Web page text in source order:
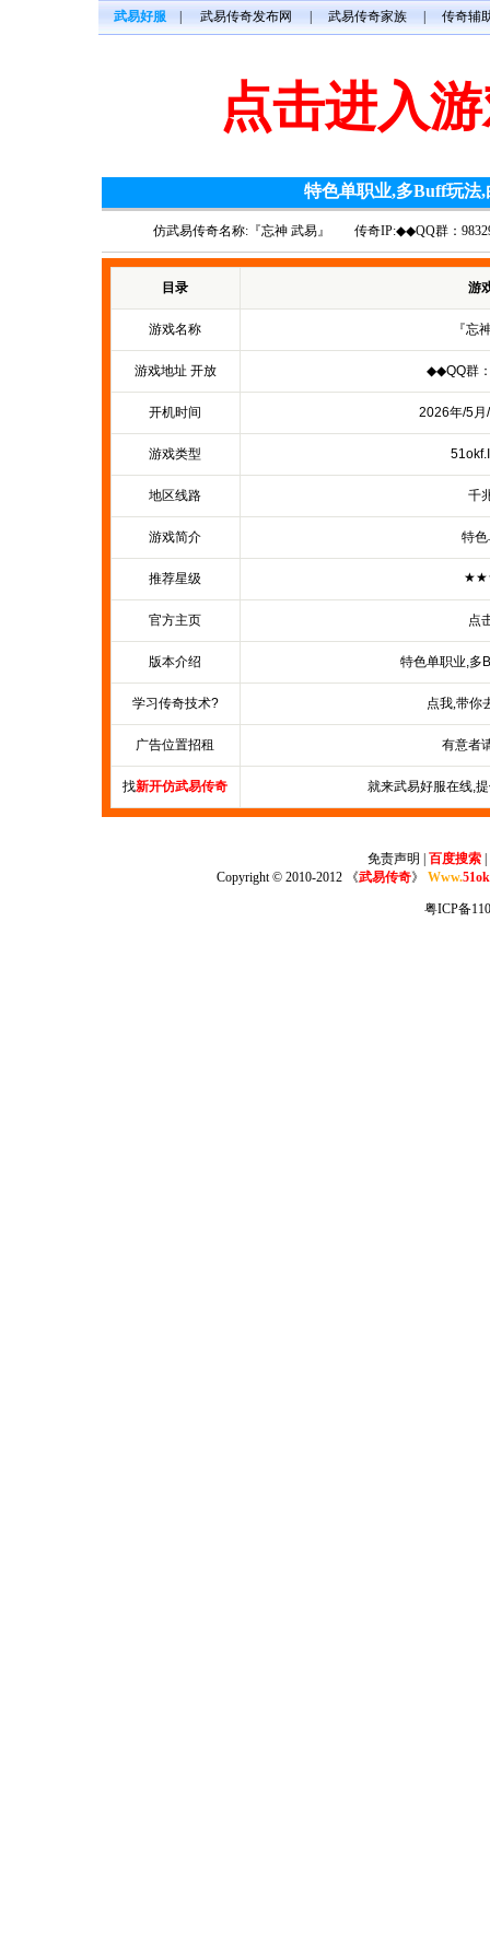
武易好服 武易传奇发布网 武易传奇家族 传奇辅
点击进入
特色单职业,多Buff玩法,
仿武易传奇名称:『忘神 武易』 传奇IP:◆◆QQ群：
目录 游
游戏名称 『忘
游戏地址 开放 ◆◆QQ群
开机时间 2026年/5月
游戏类型
地区线路 千
游戏简介 特
推荐星级
官方主页 点
版本介绍 特色单职业,多
学习传奇技术? 点我,带你
广告位置招租 有意者
找新开仿武易传奇 就来武易好服在线,
免责声明 百度搜索
Copyright © 2010-2012 《武易传奇》 Www.
粤ICP备